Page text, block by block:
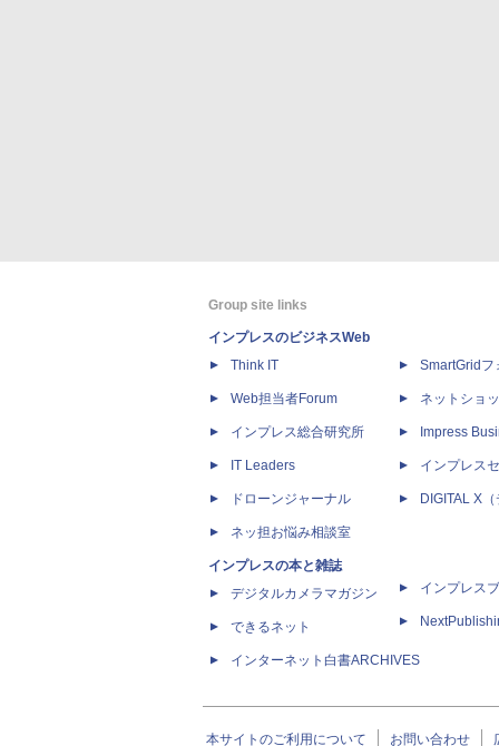
Group site links
インプレスのビジネスWeb
Think IT
Web担当者Forum
インプレス総合研究所
IT Leaders
ドローンジャーナル
ネッ担お悩み相談室
インプレスの本と雑誌
デジタルカメラマガジン
できるネット
インターネット白書ARCHIVES
SmartGridフ
ネットショ
Impress
インプレス
DIGITAL X
インプレス
本サイトのご利用について お問い合わせ